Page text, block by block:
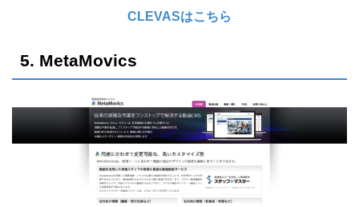
CLEVASはこちら
5. MetaMovics